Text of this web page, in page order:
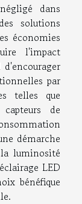
dans
solutions
économies
l'impact
par
telles que
de
démarche
luminosité
LED
bénéfique